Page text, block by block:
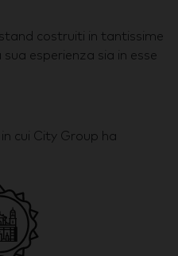
costruiti in tantissime
esperienza sia in esse
cui City Group ha